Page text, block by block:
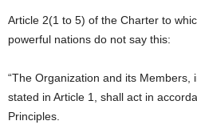
Article 2(1 to 5) of the Charter to
powerful nations do not say this:
“The Organization and its Members,
stated in Article 1, shall act in
Principles.